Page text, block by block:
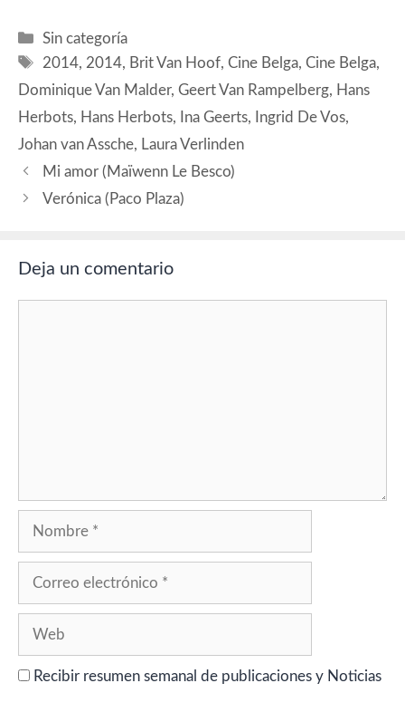
Brigitte Catillon (Nadia 1/
madre italiana), Sylvie
Granotier (Nadia 2),
Augusto Zucchi (Fabrizio),
Giovanni Franzonni (Enrico),
Didier Flamand…
Categorías
Sin categoría
Etiquetas
2014, 2014, Brit Van Hoof,Cine Belga,Cine Belga,
Dominique Van Malder, Geert Van Rampelberg, Hans
Herbots, Hans Herbots, Ina Geerts, Ingrid De Vos,
Johan van Assche, Laura Verlinden
Mi amor (Maïwenn Le Besco)
Verónica (Paco Plaza)
Deja un comentario
Recibir resumen semanal de publicaciones y Noticias